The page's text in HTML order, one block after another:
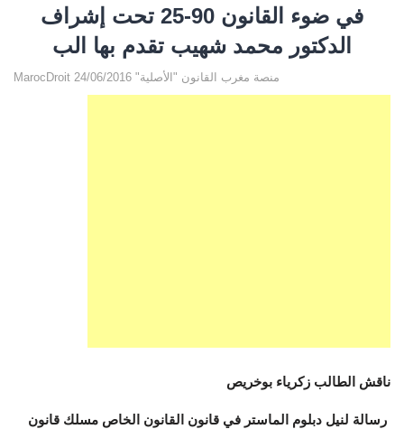
في ضوء القانون 90-25 تحت إشراف
الدكتور محمد شهيب تقدم بها الب
MarocDroit منصة مغرب القانون "الأصلية" 24/06/2016
ناقش الطالب زكرياء بوخريص
رسالة لنيل دبلوم الماستر في قانون القانون الخاص مسلك قانون